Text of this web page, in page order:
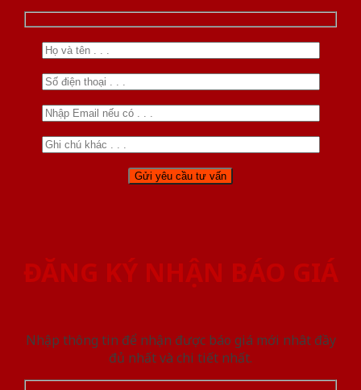
ĐĂNG KÝ NHẬN BÁO GIÁ
Nhập thông tin để nhận được báo giá mới nhât đầy
đủ nhất và chi tiết nhất.